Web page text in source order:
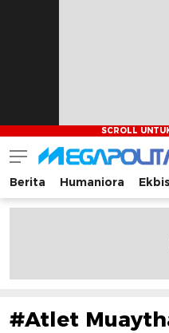
Megapolitan.co
Menyajikan berita-
Berita Humaniora Ekbis
#Atlet